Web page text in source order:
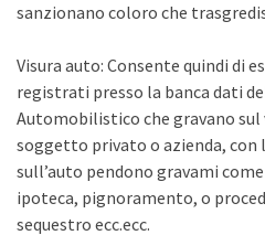
sanzionano coloro che
Visura auto: Consente quindi di
registrati presso la banca dati
Automobilistico che gravano
soggetto privato o azienda, con
sull’auto pendono gravami
ipoteca, pignoramento, o
sequestro ecc.ecc.